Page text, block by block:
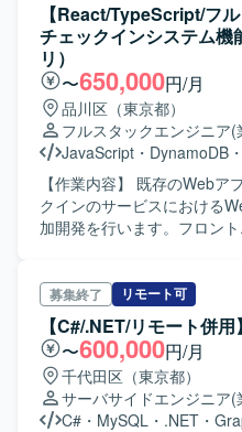
【React/TypeScript/フ
チェックインシステム
リ）
〜650,000円/月
品川区（東京都）
フルスタックエンジニア(
JavaScript ・ DynamoDB ・
【作業内容】 既存のWebア
クインのサービスにおける
加開発を行います。フロン
募集終了 リモート可
【C#/.NET/リモート併
〜600,000円/月
千代田区（東京都）
サーバサイドエンジニア(
C# ・ MySQL ・ .NET ・